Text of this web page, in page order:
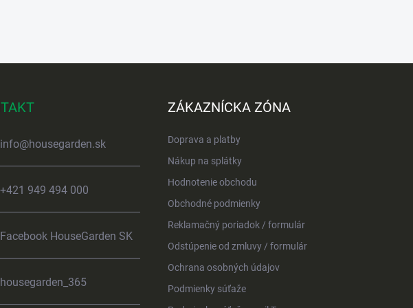
info@housegarden.sk
+421 949 494 000
Facebook HouseGarden SK
housegarden_365
ZÁKAZNÍCKA ZÓNA
Doprava a platby
Nákup na splátky
Hodnotenie obchodu
Obchodné podmienky
Reklamačný poriadok / formulár
Odstúpenie od zmluvy / formulár
Ochrana osobných údajov
Podmienky súťaže